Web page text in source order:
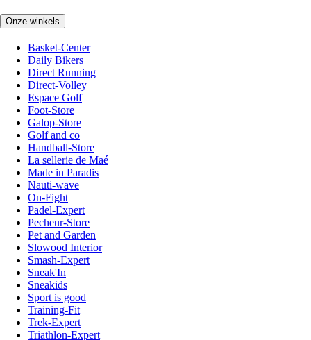
Onze winkels
Basket-Center
Daily Bikers
Direct Running
Direct-Volley
Espace Golf
Foot-Store
Galop-Store
Golf and co
Handball-Store
La sellerie de Maé
Made in Paradis
Nauti-wave
On-Fight
Padel-Expert
Pecheur-Store
Pet and Garden
Slowood Interior
Smash-Expert
Sneak'In
Sneakids
Sport is good
Training-Fit
Trek-Expert
Triathlon-Expert